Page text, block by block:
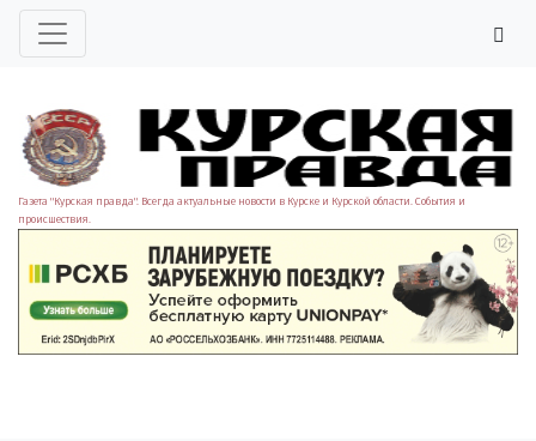
Газета "Курская правда". Всегда актуальные новости в Курске и Курской области. События и
происшествия.